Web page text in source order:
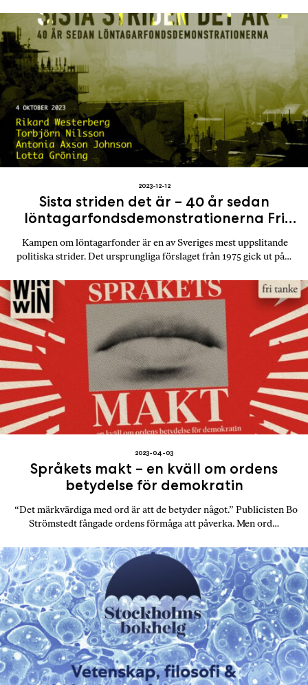
Sista striden det är – 40 år sedan
löntagarfondsdemonstrationerna Fri
Tanke 4 870 prenumeranter
2023-12-12
Kampen om löntagarfonder är en av Sveriges mest uppslitande
politiska strider. Det ursprungliga förslaget från 1975 gick ut på…
Språkets makt – en kväll om ordens
betydelse för demokratin
2023-04-03
“Det märkvärdiga med ord är att de betyder något.” Publicisten Bo
Strömstedt fångade ordens förmåga att påverka. Men ord…